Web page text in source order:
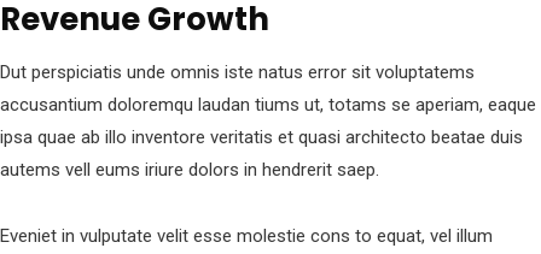
Revenue Growth
Dut perspiciatis unde omnis iste natus error sit voluptatems
accusantium doloremqu laudan tiums ut, totams se aperiam, eaque
ipsa quae ab illo inventore veritatis et quasi architecto beatae duis
autems vell eums iriure dolors in hendrerit saep.
Eveniet in vulputate velit esse molestie cons to equat, vel illum